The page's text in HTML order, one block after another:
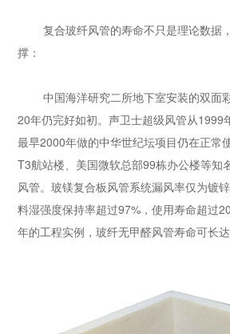
复合玻纤风管的寿命不只是理论数据
撑：
中国海洋研究二所地下室安装的双面
20年仍完好如初。声卫士超级风管从1999
最早2000年做的中华世纪坛项目仍在正常
T3航站楼、美国微软总部99栋办公楼等知
风管。玻镁复合板风管系统漏风率仅为镀
料湿强度保持率超过97%，使用寿命超过
年的工程实例，玻纤无甲醛风管寿命可长达